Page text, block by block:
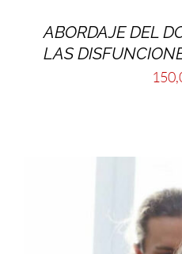
ABORDAJE DEL
LAS